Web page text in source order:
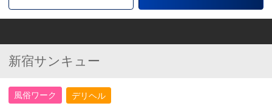
新宿サンキュー
風俗ワーク デリヘル